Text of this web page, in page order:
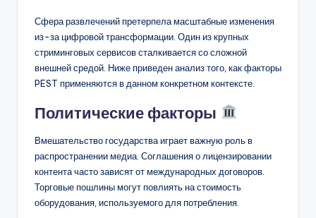
Сфера развлечений претерпела масштабные изменения
из-за цифровой трансформации. Один из крупных
стриминговых сервисов сталкивается со сложной
внешней средой. Ниже приведен анализ того, как факторы
PEST применяются в данном конкретном контексте.
Политические факторы
Вмешательство государства играет важную роль в
распространении медиа. Соглашения о лицензировании
контента часто зависят от международных договоров.
Торговые пошлины могут повлиять на стоимость
оборудования, используемого для потребления.